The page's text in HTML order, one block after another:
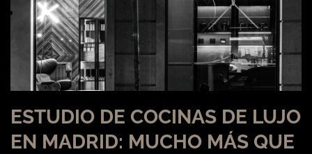
ESTUDIO DE COCINAS DE LUJO
EN MADRID: MUCHO MÁS QUE